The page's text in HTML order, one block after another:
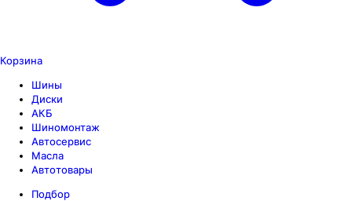
Корзина
Шины
Диски
АКБ
Шиномонтаж
Автосервис
Масла
Автотовары
Подбор